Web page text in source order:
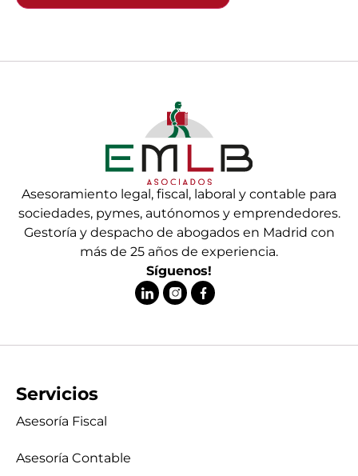
Asesoramiento legal, fiscal, laboral y contable para
sociedades, pymes, autónomos y emprendedores.
Gestoría y despacho de abogados en Madrid con
más de 25 años de experiencia.
Síguenos!
Servicios
Asesoría Fiscal
Asesoría Contable